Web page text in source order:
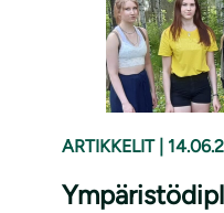
ARTIKKELIT